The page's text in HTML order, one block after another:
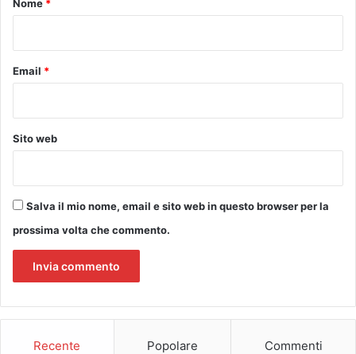
a
n
m
S
m
o
n
s
t
t
i
Nome *
Email *
Sito web
Salva il mio nome, email e sito web in questo browser per la
prossima volta che commento.
Recente Popolare Commenti